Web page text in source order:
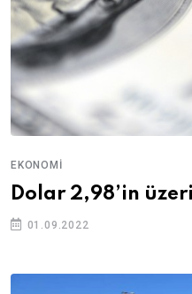
EKONOMI
Dolar 2,98’in
01.09.2022